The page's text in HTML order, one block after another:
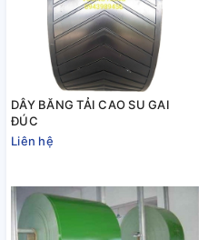
DÂY BĂNG TẢI CAO SU GAI
ĐÚC
Liên hệ